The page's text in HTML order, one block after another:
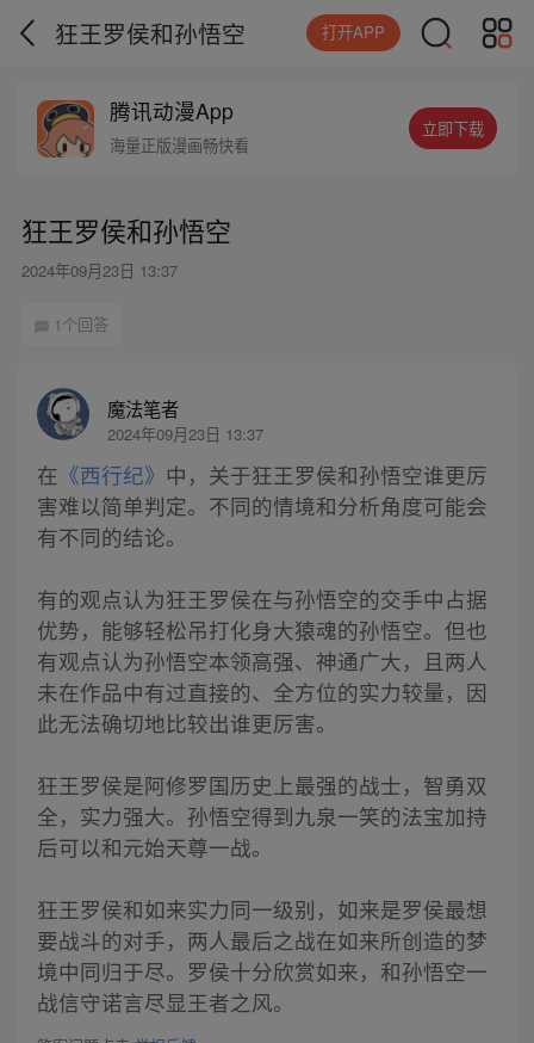
狂王罗侯和孙悟空 打开APP
腾讯动漫App
海量正版漫画畅快看
立即下载
狂王罗侯和孙悟空
2024年09月23日 13:37
1个回答
魔法笔者
2024年09月23日 13:37
在 《西行纪》 中，关于狂王罗侯和孙悟空谁更厉
害难以简单判定。不同的情境和分析角度可能会
有不同的结论。
有的观点认为狂王罗侯在与孙悟空的交手中占据
优势，能够轻松吊打化身大猿魂的孙悟空。但也
有观点认为孙悟空本领高强、神通广大，且两人
未在作品中有过直接的、全方位的实力较量，因
此无法确切地比较出谁更厉害。
狂王罗侯是阿修罗国历史上最强的战士，智勇双
全，实力强大。孙悟空得到九泉一笑的法宝加持
后可以和元始天尊一战。
狂王罗侯和如来实力同一级别，如来是罗侯最想
要战斗的对手，两人最后之战在如来所创造的梦
境中同归于尽。罗侯十分欣赏如来，和孙悟空一
战信守诺言尽显王者之风。